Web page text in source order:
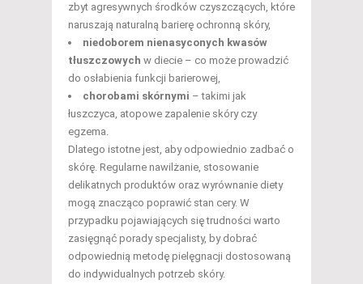
zbyt agresywnych środków czyszczących, które
naruszają naturalną barierę ochronną skóry,
niedoborem nienasyconych kwasów
tłuszczowych w diecie – co może prowadzić
do osłabienia funkcji barierowej,
chorobami skórnymi – takimi jak
łuszczyca, atopowe zapalenie skóry czy
egzema.
Dlatego istotne jest, aby odpowiednio zadbać o
skórę. Regularne nawilżanie, stosowanie
delikatnych produktów oraz wyrównanie diety
mogą znacząco poprawić stan cery. W
przypadku pojawiających się trudności warto
zasięgnąć porady specjalisty, by dobrać
odpowiednią metodę pielęgnacji dostosowaną
do indywidualnych potrzeb skóry.